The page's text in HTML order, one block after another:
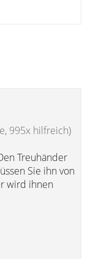
995x hilfreich)
Treuhänder
Sie ihn von
wird ihnen